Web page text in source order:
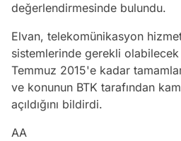
değerlendirmesinde bulundu.
Elvan, telekomünikasyon
sistemlerinde gerekli olabilecek
Temmuz 2015'e kadar
ve konunun BTK tarafından
açıldığını bildirdi.
AA